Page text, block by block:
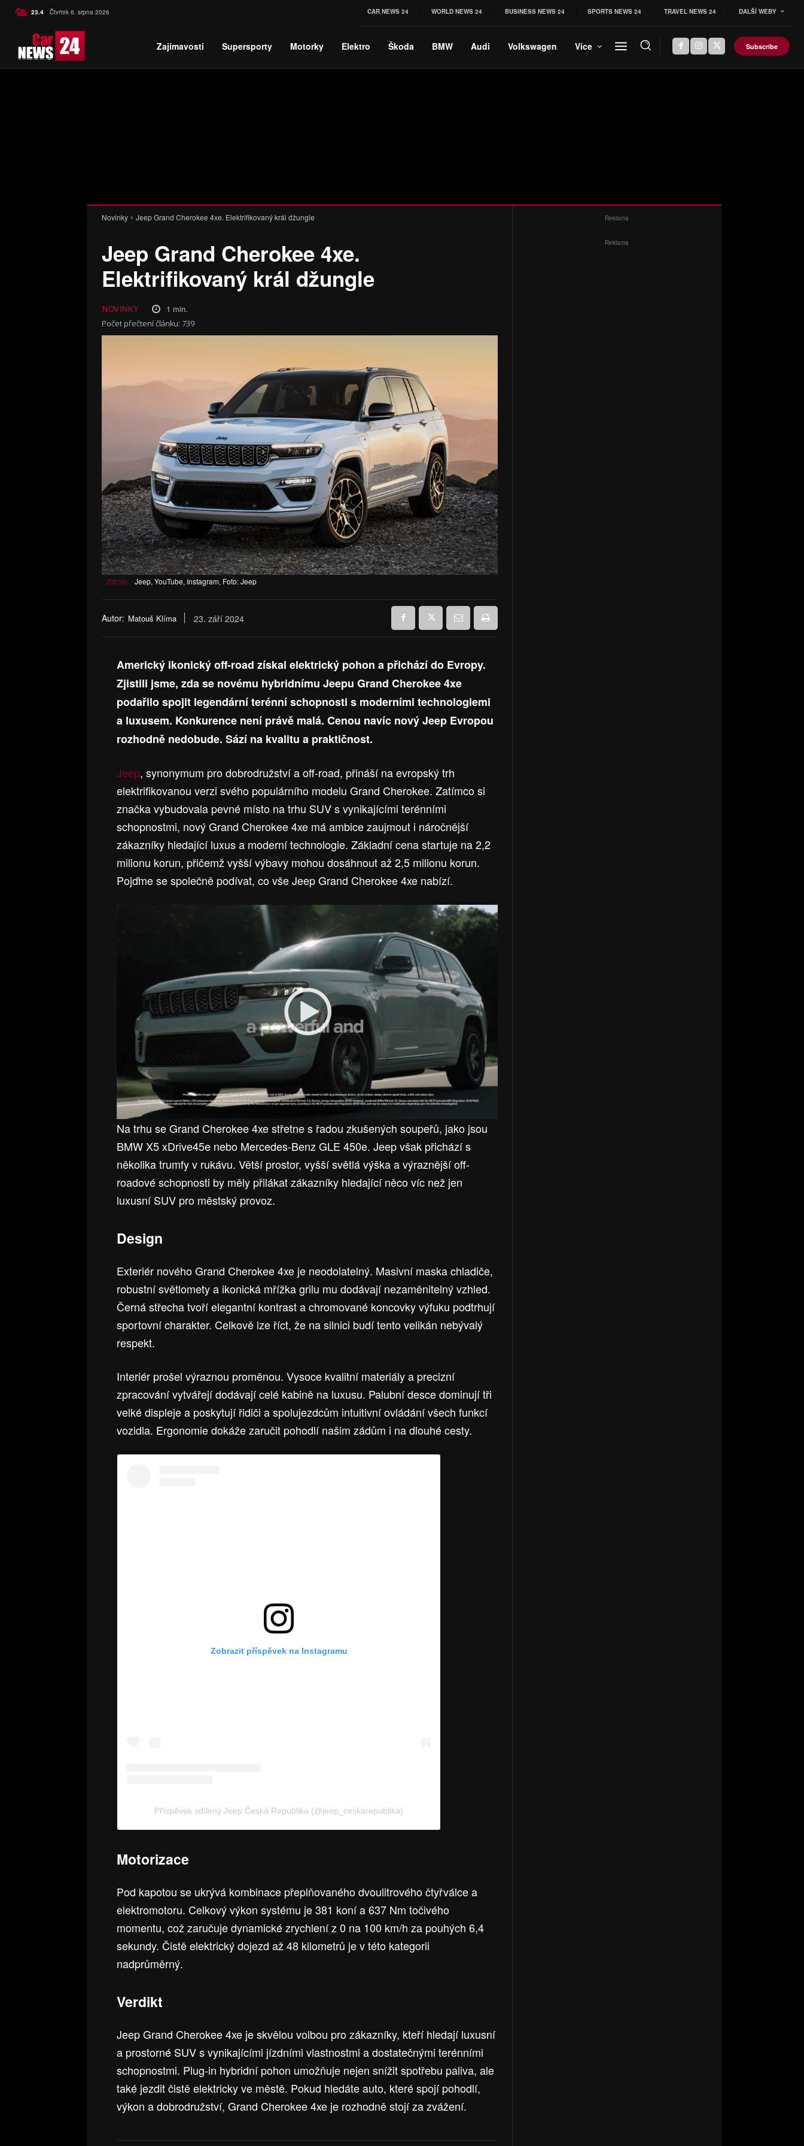
23.4 C Czech
Čtvrtek 6. srpna 2026 CAR NEWS 24 WORLD NEWS 24 BUSINESS NEWS 24 SPORTS NEWS 24 TRAVEL NEWS 24 DALŠÍ WEBY
Zajímavosti Supersporty Motorky Elektro Škoda BMW Audi Volkswagen Více Subscribe
Novinky Jeep Grand Cherokee 4xe. Elektrifikovaný král džungle
Jeep Grand Cherokee 4xe.
Elektrifikovaný král džungle
NOVINKY 1 min.
Počet přečtení článku: 739
Zdroje: Jeep, YouTube, Instagram, Foto: Jeep
Autor: Matouš Klíma 23. září 2024
Americký ikonický off-road získal elektrický pohon a přichází do Evropy.
Zjistili jsme, zda se novému hybridnímu Jeepu Grand Cherokee 4xe
podařilo spojit legendární terénní schopnosti s moderními technologiemi
a luxusem. Konkurence není právě malá. Cenou navíc nový Jeep Evropou
rozhodně nedobude. Sází na kvalitu a praktičnost.
Jeep, synonymum pro dobrodružství a off-road, přináší na evropský trh
elektrifikovanou verzi svého populárního modelu Grand Cherokee. Zatímco si
značka vybudovala pevné místo na trhu SUV s vynikajícími terénními
schopnostmi, nový Grand Cherokee 4xe má ambice zaujmout i náročnější
zákazníky hledající luxus a moderní technologie. Základní cena startuje na 2,2
milionu korun, přičemž vyšší výbavy mohou dosáhnout až 2,5 milionu korun.
Pojďme se společně podívat, co vše Jeep Grand Cherokee 4xe nabízí.
Na trhu se Grand Cherokee 4xe střetne s řadou zkušených soupeřů, jako jsou
BMW X5 xDrive45e nebo Mercedes-Benz GLE 450e. Jeep však přichází s
několika trumfy v rukávu. Větší prostor, vyšší světlá výška a výraznější off-
roadové schopnosti by měly přilákat zákazníky hledající něco víc než jen
luxusní SUV pro městský provoz.
Design
Exteriér nového Grand Cherokee 4xe je neodolatelný. Masivní maska chladiče,
robustní světlomety a ikonická mřížka grilu mu dodávají nezaměnitelný vzhled.
Černá střecha tvoří elegantní kontrast a chromované koncovky výfuku podtrhují
sportovní charakter. Celkově lze říct, že na silnici budí tento velikán nebývalý
respekt.
Interiér prošel výraznou proměnou. Vysoce kvalitní materiály a precizní
zpracování vytvářejí dodávají celé kabině na luxusu. Palubní desce dominují tři
velké displeje a poskytují řidiči a spolujezdcům intuitivní ovládání všech funkcí
vozidla. Ergonomie dokáže zaručit pohodlí našim zádům i na dlouhé cesty.
Zobrazit příspěvek na Instagramu
Příspěvek sdílený Jeep Česká Republika (@jeep_ceskarepublika)
Motorizace
Pod kapotou se ukrývá kombinace přeplňovaného dvoulitrového čtyřválce a
elektromotoru. Celkový výkon systému je 381 koní a 637 Nm točivého
momentu, což zaručuje dynamické zrychlení z 0 na 100 km/h za pouhých 6,4
sekundy. Čistě elektrický dojezd až 48 kilometrů je v této kategorii
nadprůměrný.
Verdikt
Jeep Grand Cherokee 4xe je skvělou volbou pro zákazníky, kteří hledají luxusní
a prostorné SUV s vynikajícími jízdními vlastnostmi a dostatečnými terénními
schopnostmi. Plug-in hybridní pohon umožňuje nejen snížit spotřebu paliva, ale
také jezdit čistě elektricky ve městě. Pokud hledáte auto, které spojí pohodlí,
výkon a dobrodružství, Grand Cherokee 4xe je rozhodně stojí za zvážení.
Reklama
Reklama